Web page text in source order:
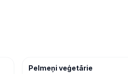
Pelmeņi veģetārie